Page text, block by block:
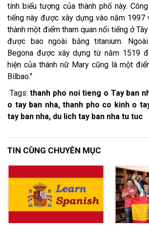
tính biểu tượng của thành phố này.
tiếng này được xây dựng vào năm 1997
thành một điểm tham quan nổi tiếng ở
được bao ngoài bằng titanium.
Begona được xây dựng từ năm 1519
hiện của thánh nữ Mary cũng là một
Bilbao."
Tags:thanh pho noi tieng o Tay ban
o tay ban nha, thanh pho co kinh o
tay ban nha, du lich tay ban nha tu tuc
TIN CÙNG CHUYÊN MỤC